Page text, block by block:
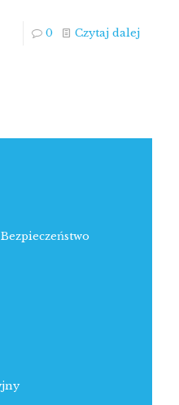
0 Czytaj dalej